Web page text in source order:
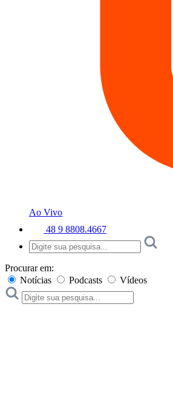
Ao Vivo
48 9 8808.4667
Procurar em:
Notícias
Podcasts Vídeos